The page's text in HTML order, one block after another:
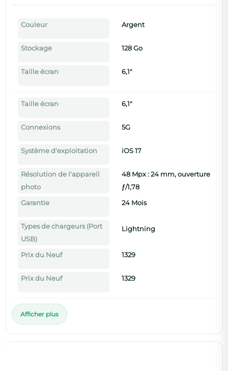
Couleur Argent
Stockage 128 Go
Taille écran 6,1"
Taille écran 6,1"
Connexions 5G
Système d'exploitation iOS 17
Résolution de l'appareil
photo
48 Mpx : 24 mm, ouverture
ƒ/1,78
Garantie 24 Mois
Types de chargeurs (Port
USB)
Lightning
Prix du Neuf 1329
Prix du Neuf 1329
Afficher plus